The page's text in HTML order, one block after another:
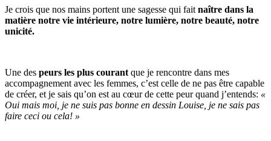
Je crois que nos mains portent une sagesse qui fait naître dans la
matière notre vie intérieure, notre lumière, notre beauté, notre
unicité.
Une des peurs les plus courant que je rencontre dans mes
accompagnement avec les femmes, c’est celle de ne pas être capable
de créer, et je sais qu’on est au cœur de cette peur quand j’entends: «
Oui mais moi, je ne suis pas bonne en dessin Louise, je ne sais pas
faire ceci ou cela! »